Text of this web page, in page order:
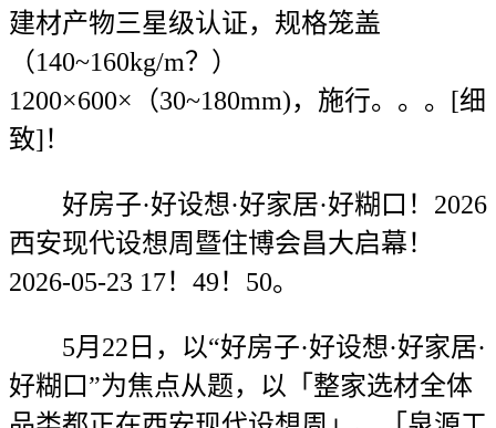
建材产物三星级认证，规格笼盖
（140~160kg/m？）
1200×600×（30~180mm)，施行。。。[细
致]！
好房子·好设想·好家居·好糊口！2026
西安现代设想周暨住博会昌大启幕！
2026-05-23 17！49！50。
5月22日，以“好房子·好设想·好家居·
好糊口”为焦点从题，以「整家选材全体